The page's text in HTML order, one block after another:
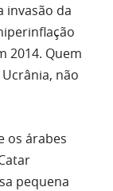
invasão da
2014. Quem
não
os árabes
pequena